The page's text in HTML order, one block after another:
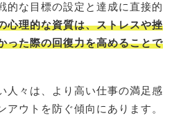
的な目標の設定と達成に直接的
心理的な資質は、ストレスや挫
った際の回復力を高めることで
人々は、より高い仕事の満足感
アウトを防ぐ傾向にあります。